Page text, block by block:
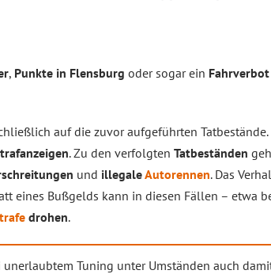
, Punkte in Flensburg oder sogar ein Fahrverbot
auf die zuvor aufgeführten
. Zu den verfolgten Tatbeständen
und illegaleAutorennen. Das
eines Bußgelds kann in diesen Fällen – etwa
drohen.
Tuning unter Umständen auch